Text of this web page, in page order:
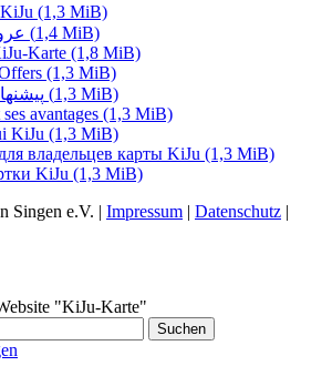
(1,3 MiB)
(1,4 MiB)
Karte (1,8 MiB)
(1,3 MiB)
(1,3 MiB)
avantages (1,3 MiB)
KiJu (1,3 MiB)
владельцев карты KiJu (1,3 MiB)
KiJu (1,3 MiB)
Singen e.V. | Impressum | Datenschutz |
"KiJu-Karte"
Suchen